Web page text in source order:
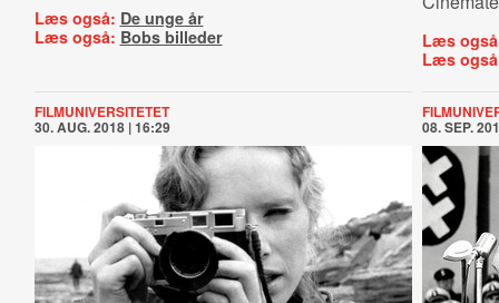
Læs også: De unge år
Læs også: Bobs billeder
Læs
Læs
FILMUNIVERSITETET
30. AUG. 2018 | 16:29 08. SEP.